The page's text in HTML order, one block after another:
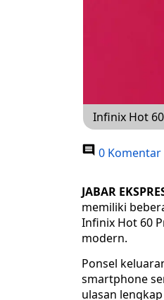
Infinix Hot
0 Komentar
JABAR
memiliki
Infinix Hot 60
modern.
Ponsel
smartphone
ulasan